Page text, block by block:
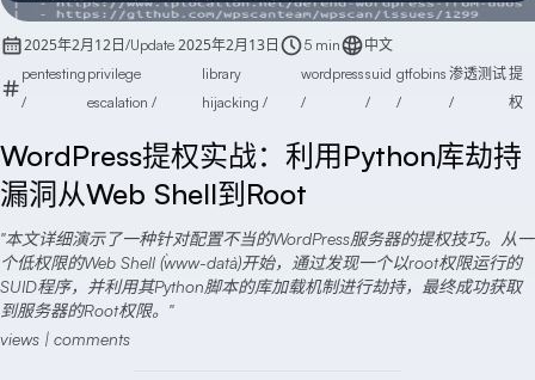
2025年2月12日/Update 2025年2月13日 5 min
中文
pentesting
/
privilege
escalation/
library
hijacking/
wordpress
/
suid
/
gtfobins
/
渗透测试
/
提
权
WordPress提权实战：利用Python库劫持
漏洞从Web Shell到Root
本文详细演示了一种针对配置不当的WordPress服务器的提权技巧。从一
个低权限的Web Shell (`www-data`)开始，通过发现一个以root权限运行的
SUID程序，并利用其Python脚本的库加载机制进行劫持，最终成功获取
到服务器的Root权限。
views | comments